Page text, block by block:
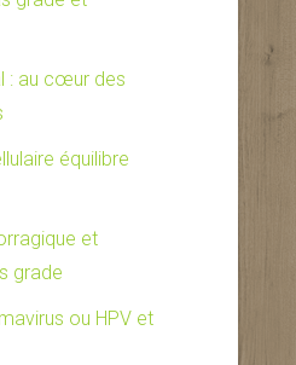
: au cœur des
équilibre
et
grade
ou HPV et